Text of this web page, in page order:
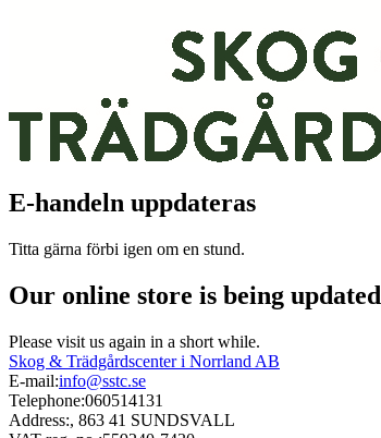
E-handeln uppdateras
Titta gärna förbi igen om en stund.
Our online store is being updated
Please visit us again in a short while.
Skog & Trädgårdscenter i Norrland AB
E-mail:info@sstc.se
Telephone:060514131
Address:, 863 41 SUNDSVALL